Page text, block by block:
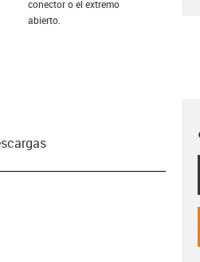
conector o el extremo
abierto.